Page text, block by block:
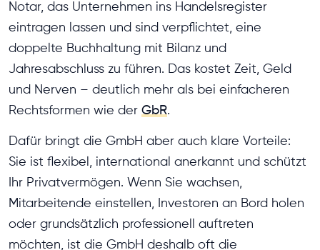
Notar, das Unternehmen ins Handelsregister
eintragen lassen und sind verpflichtet, eine
doppelte Buchhaltung mit Bilanz und
Jahresabschluss zu führen. Das kostet Zeit, Geld
und Nerven – deutlich mehr als bei einfacheren
Rechtsformen wie der GbR.
Dafür bringt die GmbH aber auch klare Vorteile:
Sie ist flexibel, international anerkannt und schützt
Ihr Privatvermögen. Wenn Sie wachsen,
Mitarbeitende einstellen, Investoren an Bord holen
oder grundsätzlich professionell auftreten
möchten, ist die GmbH deshalb oft die